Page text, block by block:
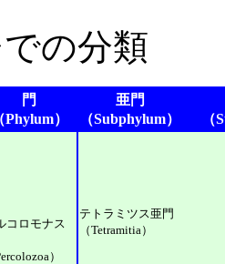
の分類
門
Phylum）
亜門
（Subphylum）
（
コロモナス
）
テトラミツス亜門
（Tetramitia）